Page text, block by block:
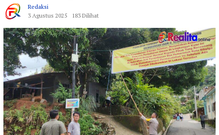
Redaksi
3 Agustus 2025
183 Dilihat